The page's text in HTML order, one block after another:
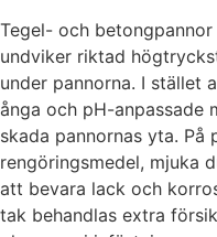
Tegel- och
undviker riktad
under pannorna. I stället
ånga och pH-anpassade
skada pannornas yta.
rengöringsmedel, mjuka
att bevara lack och
tak behandlas extra